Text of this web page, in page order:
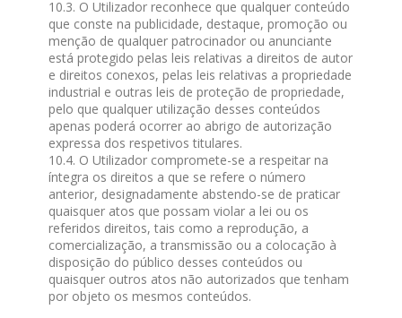
10.3. O Utilizador reconhece que qualquer conteúdo
que conste na publicidade, destaque, promoção ou
menção de qualquer patrocinador ou anunciante
está protegido pelas leis relativas a direitos de autor
e direitos conexos, pelas leis relativas a propriedade
industrial e outras leis de proteção de propriedade,
pelo que qualquer utilização desses conteúdos
apenas poderá ocorrer ao abrigo de autorização
expressa dos respetivos titulares.
10.4. O Utilizador compromete-se a respeitar na
íntegra os direitos a que se refere o número
anterior, designadamente abstendo-se de praticar
quaisquer atos que possam violar a lei ou os
referidos direitos, tais como a reprodução, a
comercialização, a transmissão ou a colocação à
disposição do público desses conteúdos ou
quaisquer outros atos não autorizados que tenham
por objeto os mesmos conteúdos.